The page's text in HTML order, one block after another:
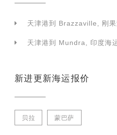
天津港到 Brazzaville, 刚果
天津港到 Mundra, 印度海
新进更新海运报价
贝拉 蒙巴萨